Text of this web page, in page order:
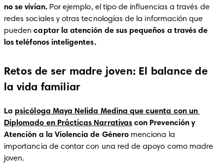
no se vivían. Por ejemplo, el tipo de influencias a través de
redes sociales y otras tecnologías de la información que
pueden captar la atención de sus pequeños a través de
los teléfonos inteligentes.
Retos de ser madre joven: El balance de
la vida familiar
La psicóloga Maya Nelida Medina que cuenta con un
Diplomado en Prácticas Narrativas con Prevención y
Atención a la Violencia de Género menciona la
importancia de contar con una red de apoyo como madre
joven.